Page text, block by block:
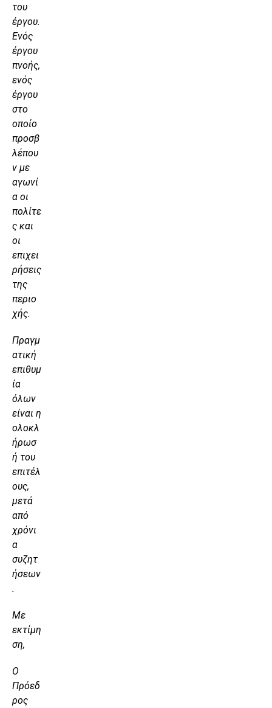
του
έργου.
Ενός
έργου
πνοής,
ενός
έργου
στο
οποίο
προσβ
λέπου
ν με
αγωνί
α οι
πολίτε
ς και
οι
επιχει
ρήσεις
της
περιο
χής.
Πραγμ
ατική
επιθυμ
ία
όλων
είναι η
ολοκλ
ήρωσ
ή του
επιτέλ
ους,
μετά
από
χρόνι
α
συζητ
ήσεων
.
Με
εκτίμη
ση,
Ο
Πρόεδ
ρος